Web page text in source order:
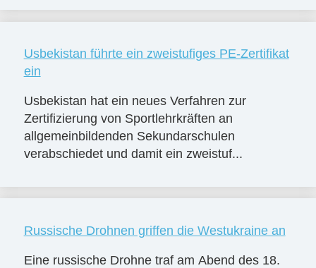
Usbekistan führte ein zweistufiges PE-Zertifikat
ein
Usbekistan hat ein neues Verfahren zur
Zertifizierung von Sportlehrkräften an
allgemeinbildenden Sekundarschulen
verabschiedet und damit ein zweistuf...
Russische Drohnen griffen die Westukraine an
Eine russische Drohne traf am Abend des 18.